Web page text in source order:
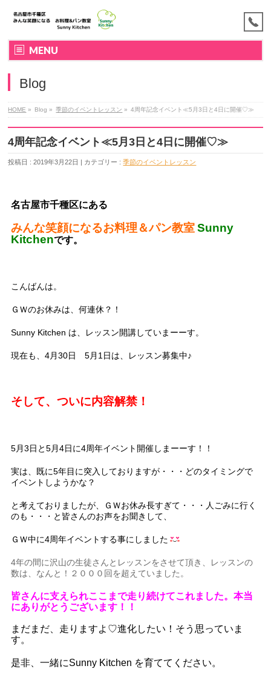
MENU
Blog
HOME » Blog » 季節のイベントレッスン » 4周年記念イベント≪5月3日と4日に開催♡≫
4周年記念イベント≪5月3日と4日に開催♡≫
投稿日 : 2019年3月22日 | カテゴリー :季節のイベントレッスン
名古屋市千種区にある
みんな笑顔になるお料理＆パン教室 Sunny
Kitchenです。
こんばんは。
ＧＷのお休みは、何連休？！
Sunny Kitchen は、レッスン開講していまーーす。
現在も、4月30日 5月1日は、レッスン募集中♪
そして、ついに内容解禁！
5月3日と5月4日に4周年イベント開催しまーーす！！
実は、既に5年目に突入しておりますが・・・どのタイミングで
イベントしようかな？
と考えておりましたが、ＧＷお休み長すぎて・・・人ごみに行く
のも・・・と皆さんのお声をお聞きして、
ＧＷ中に4周年イベントする事にしました
4年の間に沢山の生徒さんとレッスンをさせて頂き、レッスンの
数は、なんと！２０００回を超えていました。
皆さんに支えられここまで走り続けてこれました。本当
にありがとうございます！！
まだまだ、走りますよ♡進化したい！そう思っていま
す。
是非、一緒にSunny Kitchen を育ててください。